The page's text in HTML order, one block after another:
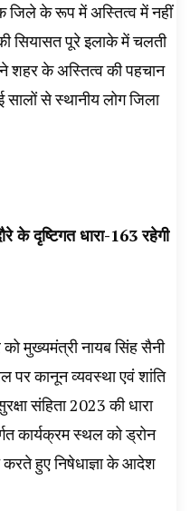
के रूप में अस्तित्व में नहीं
सियासत पूरे इलाके में चलती
शहर के अस्तित्व की पहचान
से स्थानीय लोग जिला
के दृष्टिगत धारा-163 रहेगी
मुख्यमंत्री नायब सिंह सैनी
पर कानून व्यवस्था एवं शांति
संहिता 2023 की धारा
कार्यक्रम स्थल को ड्रोन
हुए निषेधाज्ञा के आदेश